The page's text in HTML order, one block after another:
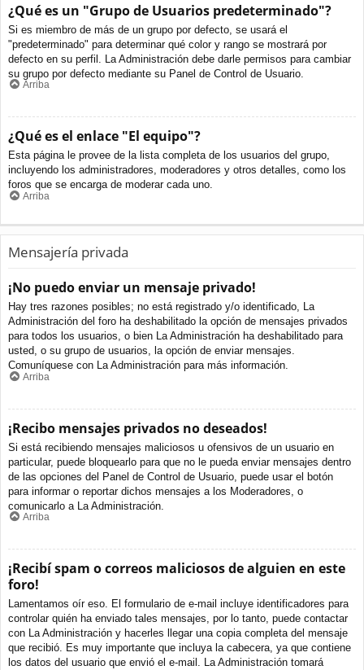
¿Qué es un "Grupo de Usuarios predeterminado"?
Si es miembro de más de un grupo por defecto, se usará el
"predeterminado" para determinar qué color y rango se mostrará por
defecto en su perfil. La Administración debe darle permisos para cambiar
su grupo por defecto mediante su Panel de Control de Usuario.
Arriba
¿Qué es el enlace "El equipo"?
Esta página le provee de la lista completa de los usuarios del grupo,
incluyendo los administradores, moderadores y otros detalles, como los
foros que se encarga de moderar cada uno.
Arriba
Mensajería privada
¡No puedo enviar un mensaje privado!
Hay tres razones posibles; no está registrado y/o identificado, La
Administración del foro ha deshabilitado la opción de mensajes privados
para todos los usuarios, o bien La Administración ha deshabilitado para
usted, o su grupo de usuarios, la opción de enviar mensajes.
Comuníquese con La Administración para más información.
Arriba
¡Recibo mensajes privados no deseados!
Si está recibiendo mensajes maliciosos u ofensivos de un usuario en
particular, puede bloquearlo para que no le pueda enviar mensajes dentro
de las opciones del Panel de Control de Usuario, puede usar el botón
para informar o reportar dichos mensajes a los Moderadores, o
comunicarlo a La Administración.
Arriba
¡Recibí spam o correos maliciosos de alguien en este
foro!
Lamentamos oír eso. El formulario de e-mail incluye identificadores para
controlar quién ha enviado tales mensajes, por lo tanto, puede contactar
con La Administración y hacerles llegar una copia completa del mensaje
que recibió. Es muy importante que incluya la cabecera, ya que contiene
los datos del usuario que envió el e-mail. La Administración tomará